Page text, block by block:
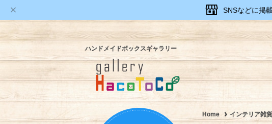
SNSなどに掲
ハンドメイドボックスギャラリー
Home インテリア雑貨